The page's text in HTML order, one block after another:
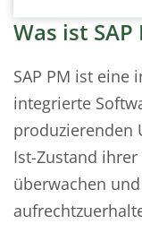
Was ist SAP
SAP PM ist eine
integrierte
produzierenden
Ist-Zustand
überwachen